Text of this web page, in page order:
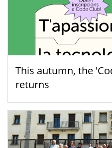
This autumn, the
returns